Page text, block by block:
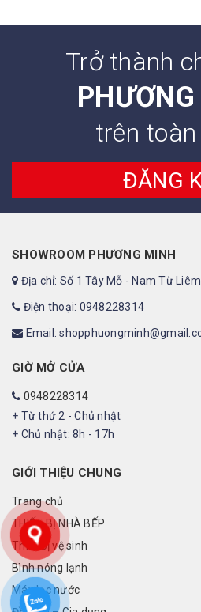
Trở thành
trên
ĐĂNG
SHOWROOM PHƯƠNG MINH
Địa chỉ: Số 1 Tây Mỗ - Nam Từ
Điện thoại: 0948228314
Email:
GIỜ MỞ CỬA
0948228314
+ Từ thứ 2 - Chủ nhật
+ Chủ nhật: 8h - 17h
GIỚI THIỆU CHUNG
Trang chủ
THIẾT BỊ NHÀ BẾP
Thiết bị vệ sinh
Bình nóng lạnh
Máy lọc nước